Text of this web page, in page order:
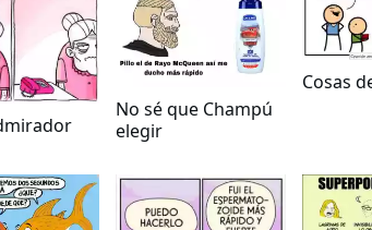
No sé que Champú
elegir
Cosas